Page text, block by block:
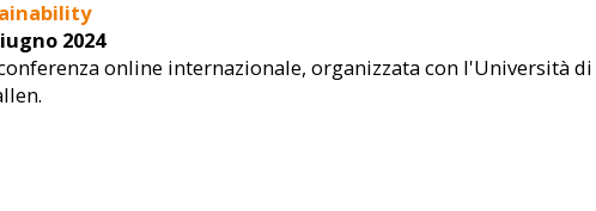
2024
online internazionale, organizzata con l'Università di